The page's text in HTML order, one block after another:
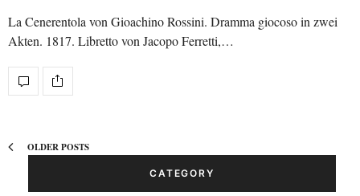
La Cenerentola von Gioachino Rossini. Dramma giocoso in zwei
Akten. 1817. Libretto von Jacopo Ferretti,…
OLDER POSTS
CATEGORY